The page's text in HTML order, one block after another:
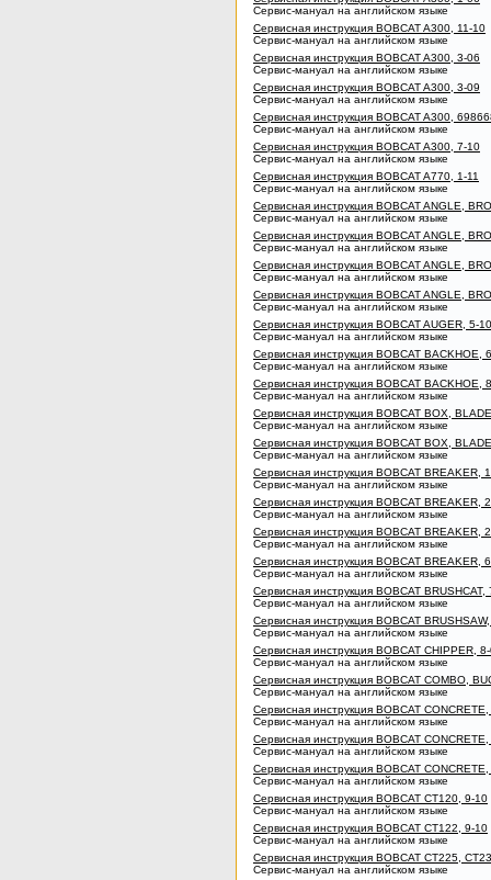
Сервис-мануал на английском языке
Сервисная инструкция BOBCAT A300, 11-10
Сервис-мануал на английском языке
Сервисная инструкция BOBCAT A300, 3-06
Сервис-мануал на английском языке
Сервисная инструкция BOBCAT A300, 3-09
Сервис-мануал на английском языке
Сервисная инструкция BOBCAT A300,
Сервис-мануал на английском языке
Сервисная инструкция BOBCAT A300, 7-10
Сервис-мануал на английском языке
Сервисная инструкция BOBCAT A770, 1-11
Сервис-мануал на английском языке
Сервисная инструкция BOBCAT ANGLE,
Сервис-мануал на английском языке
Сервисная инструкция BOBCAT ANGLE,
Сервис-мануал на английском языке
Сервисная инструкция BOBCAT ANGLE,
Сервис-мануал на английском языке
Сервисная инструкция BOBCAT ANGLE,
Сервис-мануал на английском языке
Сервисная инструкция BOBCAT AUGER, 5-10
Сервис-мануал на английском языке
Сервисная инструкция BOBCAT BACKHOE,
Сервис-мануал на английском языке
Сервисная инструкция BOBCAT BACKHOE,
Сервис-мануал на английском языке
Сервисная инструкция BOBCAT BOX,
Сервис-мануал на английском языке
Сервисная инструкция BOBCAT BOX,
Сервис-мануал на английском языке
Сервисная инструкция BOBCAT BREAKER,
Сервис-мануал на английском языке
Сервисная инструкция BOBCAT BREAKER,
Сервис-мануал на английском языке
Сервисная инструкция BOBCAT BREAKER,
Сервис-мануал на английском языке
Сервисная инструкция BOBCAT BREAKER,
Сервис-мануал на английском языке
Сервисная инструкция BOBCAT BRUSHCAT,
Сервис-мануал на английском языке
Сервисная инструкция BOBCAT
Сервис-мануал на английском языке
Сервисная инструкция BOBCAT CHIPPER,
Сервис-мануал на английском языке
Сервисная инструкция BOBCAT COMBO,
Сервис-мануал на английском языке
Сервисная инструкция BOBCAT
Сервис-мануал на английском языке
Сервисная инструкция BOBCAT
Сервис-мануал на английском языке
Сервисная инструкция BOBCAT
Сервис-мануал на английском языке
Сервисная инструкция BOBCAT CT120, 9-10
Сервис-мануал на английском языке
Сервисная инструкция BOBCAT CT122, 9-10
Сервис-мануал на английском языке
Сервисная инструкция BOBCAT CT225,
Сервис-мануал на английском языке